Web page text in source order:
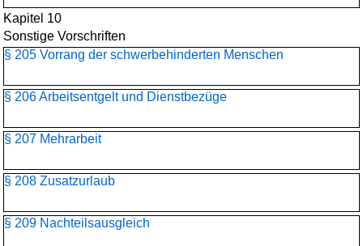
Kapitel 10
Sonstige Vorschriften
§ 205 Vorrang der schwerbehinderten Menschen
§ 206 Arbeitsentgelt und Dienstbezüge
§ 207 Mehrarbeit
§ 208 Zusatzurlaub
§ 209 Nachteilsausgleich